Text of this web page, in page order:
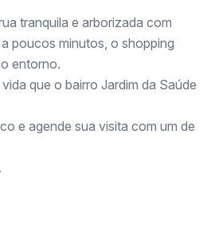
tranquila e arborizada com
poucos minutos, o shopping
entorno.
que o bairro Jardim da Saúde
e agende sua visita com um de